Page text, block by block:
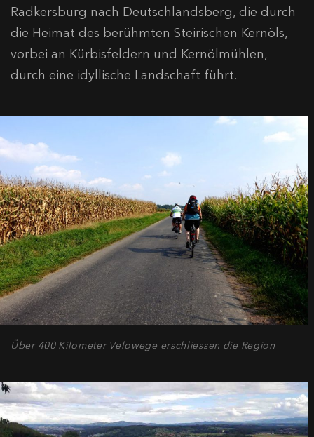
Radkersburg nach Deutschlandsberg, die durch
die Heimat des berühmten Steirischen Kernöls,
vorbei an Kürbisfeldern und Kernölmühlen,
durch eine idyllische Landschaft führt.
Über 400 Kilometer Velowege erschliessen die Region